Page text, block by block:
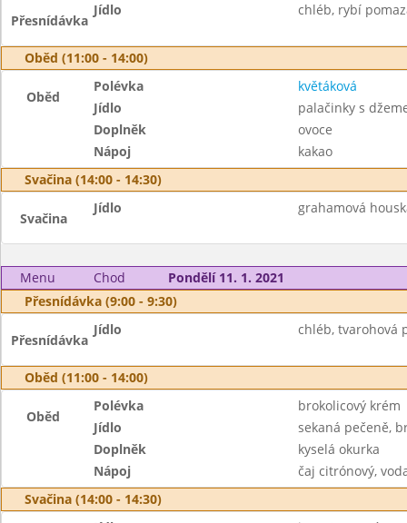
Přesnídávka
Jídlo chléb, rybí
Oběd (11:00 - 14:00)
Oběd
Polévka
květáková
Jídlo
palačinky s
Doplněk
ovoce
Nápoj
kakao
Svačina (14:00 - 14:30)
Svačina
Jídlo grahamová
Menu Chod
Pondělí 11. 1. 2021
Přesnídávka (9:00 - 9:30)
Přesnídávka
Jídlo chléb, tvarohová
Oběd (11:00 - 14:00)
Oběd
Polévka
brokolicový krém
Jídlo
sekaná pečeně,
Doplněk
kyselá okurka
Nápoj
čaj citrónový,
Svačina (14:00 - 14:30)